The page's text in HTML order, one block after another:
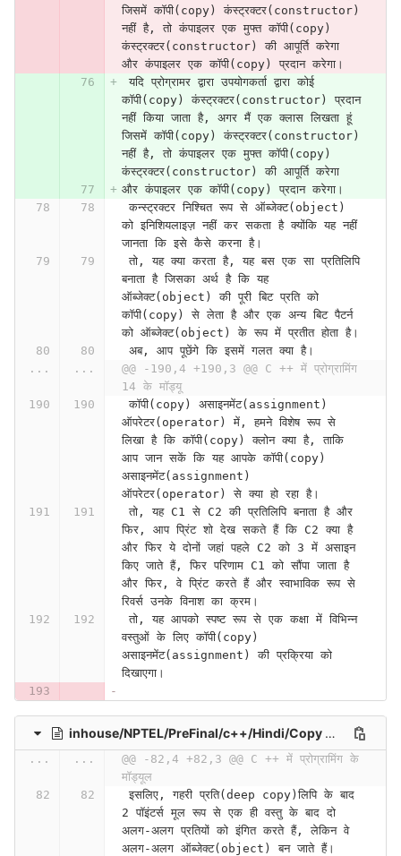
जिसमें कॉपी(copy) कंस्ट्रक्टर(constructor)
नहीं है, तो कंपाइलर एक मुफ्त कॉपी(copy)
कंस्ट्रक्टर(constructor) की आपूर्ति करेगा
और कंपाइलर एक कॉपी(copy) प्रदान करेगा।
यदि प्रोग्रामर द्वारा उपयोगकर्ता द्वारा कोई
कॉपी(copy) कंस्ट्रक्टर(constructor) प्रदान
नहीं किया जाता है, अगर मैं एक क्लास लिखता हूं
जिसमें कॉपी(copy) कंस्ट्रक्टर(constructor)
नहीं है, तो कंपाइलर एक मुफ्त कॉपी(copy)
कंस्ट्रक्टर(constructor) की आपूर्ति करेगा
और कंपाइलर एक कॉपी(copy) प्रदान करेगा।
कन्स्ट्रक्टर निश्चित रूप से ऑब्जेक्ट(object)
को इनिशियलाइज़ नहीं कर सकता है क्योंकि यह नहीं
जानता कि इसे कैसे करना है।
तो, यह क्या करता है, यह बस एक सा प्रतिलिपि
बनाता है जिसका अर्थ है कि यह
ऑब्जेक्ट(object) की पूरी बिट प्रति को
कॉपी(copy) से लेता है और एक अन्य बिट पैटर्न
को ऑब्जेक्ट(object) के रूप में प्रतीत होता है।
अब, आप पूछेंगे कि इसमें गलत क्या है।
...
...
@@ -190,4 +190,3 @@ C ++ में प्रोग्रामिंग
14 के मॉड्यू
कॉपी(copy) असाइनमेंट(assignment)
ऑपरेटर(operator) में, हमने विशेष रूप से
लिखा है कि कॉपी(copy) क्लोन क्या है, ताकि
आप जान सकें कि यह आपके कॉपी(copy)
असाइनमेंट(assignment)
ऑपरेटर(operator) से क्या हो रहा है।
तो, यह C1 से C2 की प्रतिलिपि बनाता है और
फिर, आप प्रिंट शो देख सकते हैं कि C2 क्या है
और फिर ये दोनों जहां पहले C2 को 3 में असाइन
किए जाते हैं, फिर परिणाम C1 को सौंपा जाता है
और फिर, वे प्रिंट करते हैं और स्वाभाविक रूप से
रिवर्स उनके विनाश का क्रम।
तो, यह आपको स्पष्ट रूप से एक कक्षा में विभिन्न
वस्तुओं के लिए कॉपी(copy)
असाइनमेंट(assignment) की प्रक्रिया को
दिखाएगा।
inhouse/NPTEL/PreFinal/c++/Hindi/Copy Constructor and Copy Assignment Operator (Contd.) (Lecture 28)-si8HRtDgI1A
... ...
@@ -82,4 +82,3 @@ C ++ में प्रोग्रामिंग के
मॉड्यूल
इसलिए, गहरी प्रति(deep copy)लिपि के बाद
2 पॉइंटर्स मूल रूप से एक ही वस्तु के बाद दो
अलग-अलग प्रतियों को इंगित करते हैं, लेकिन वे
अलग-अलग ऑब्जेक्ट(object) बन जाते हैं।